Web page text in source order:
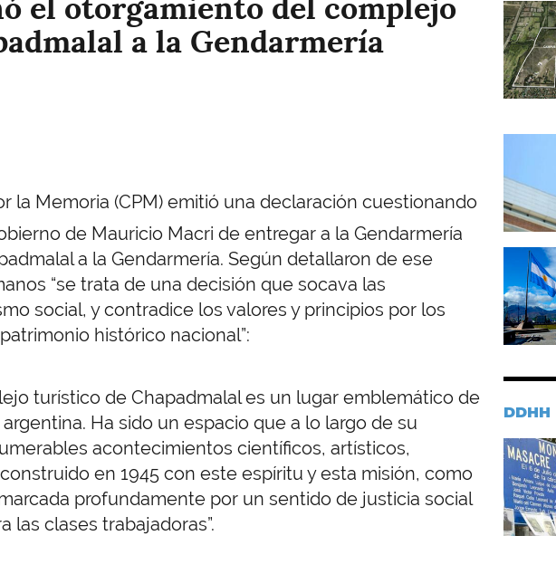
el otorgamiento del complejo
a la Gendarmería
la Memoria (CPM) emitió una declaración cuestionando
de Mauricio Macri de entregar a la Gendarmería
a la Gendarmería. Según detallaron de ese
“se trata de una decisión que socava las
social, y contradice los valores y principios por los
histórico nacional”:
turístico de Chapadmalal es un lugar emblemático de
Ha sido un espacio que a lo largo de su
acontecimientos científicos, artísticos,
en 1945 con este espíritu y esta misión, como
profundamente por un sentido de justicia social
las clases trabajadoras”.
Imagen
Imagen
DDHH
Imagen